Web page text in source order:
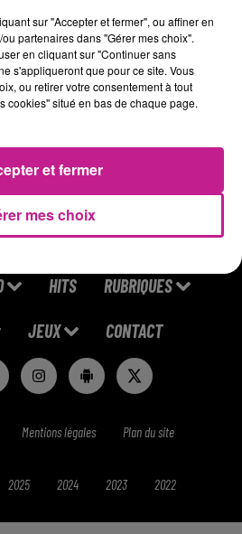
des notes d'analyse et des
et à la remontée
offres/recherche/detail/
HITS RUBRIQUES
JEUX CONTACT
Mentions légales Plan du site
2025 2024 2023 2022
sur "Accepter et fermer", ou affiner en
partenaires dans "Gérer mes choix".
en cliquant sur "Continuer sans
s'appliqueront que pour ce site. Vous
ou retirer votre consentement à tout
cookies" situé en bas de chaque page.
mes choix
et fermer